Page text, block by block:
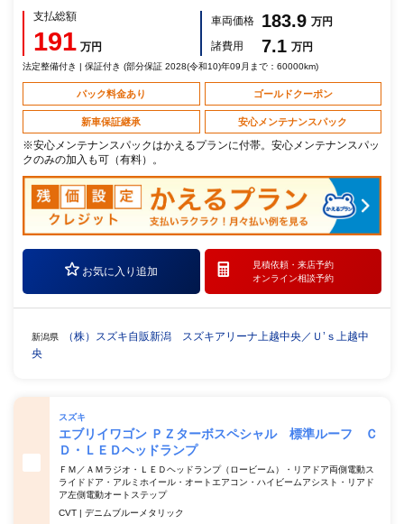
支払総額
191 万円
車両価格 183.9 万円
諸費用
7.1 万円
法定整備付き | 保証付き (部分保証 2028(令和10)年09月まで：60000km)
パック料金あり ゴールドクーポン
新車保証継承 安心メンテナンスパック
※安心メンテナンスパックはかえるプランに付帯。安心メンテナンスパッ
クのみの加入も可（有料）。
お気に入り追加
見積依頼・ 来店予約
オンライン相談予約
新潟県
（株）スズキ自販新潟 スズキアリーナ上越中央／Ｕ’ｓ上越中
央
スズキ
エブリイワゴン ＰＺターボスペシャル 標準ルーフ Ｃ
Ｄ・ＬＥＤヘッドランプ
ＦＭ／ＡＭラジオ・ＬＥＤヘッドランプ（ロービーム）・リアドア両側電動ス
ライドドア・アルミホイール・オートエアコン・ハイビームアシスト・リアド
ア左側電動オートステップ
CVT | デニムブルーメタリック